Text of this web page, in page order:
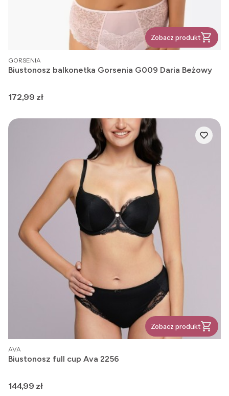
Zobacz produkt
PRODUCENT
GORSENIA
Biustonosz balkonetka Gorsenia G009 Daria Beżowy
Cena
172,99 zł
Zobacz produkt
PRODUCENT
AVA
Biustonosz full cup Ava 2256
Cena
144,99 zł